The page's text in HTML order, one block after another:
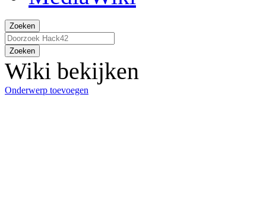
Zoeken
Zoeken
Wiki bekijken
Onderwerp toevoegen